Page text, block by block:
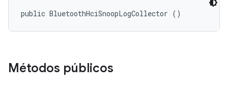
public BluetoothHciSnoopLogCollector ()
Métodos públicos